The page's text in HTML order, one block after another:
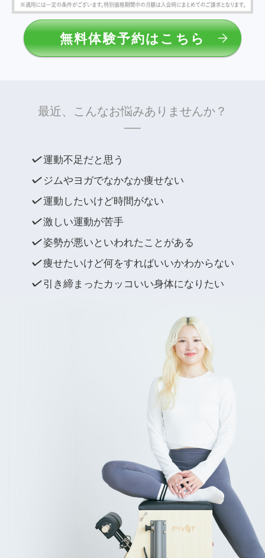
無料体験予約はこちら
最近、こんなお悩みありませんか？
運動不足だと思う
ジムやヨガでなかなか痩せない
運動したいけど時間がない
激しい運動が苦手
姿勢が悪いといわれたことがある
痩せたいけど何をすればいいかわからない
引き締まったカッコいい身体になりたい